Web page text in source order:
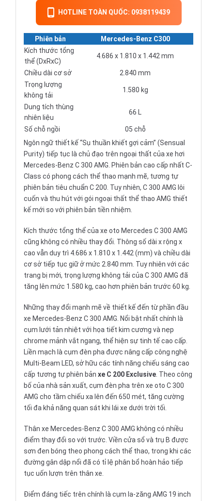
HOTLINE TOÀN QUỐC: 0938119439
Phiên bản
Mercedes-Benz C300
Kích thước tổng
thể (DxRxC)
4.686 x 1.810 x 1.442 mm
Chiều dài cơ sở
2.840 mm
Trọng lượng
không tải
1.580 kg
Dung tích thùng
nhiên liệu
66 L
Số chỗ ngồi
05 chỗ
Ngôn ngữ thiết kế “Sụ thuần khiết gợi cảm” (Sensual
Purity) tiếp tục là chủ đạo trên ngoại thất của xe hơi
Mercedes-Benz C 300 AMG. Phiên bản cao cấp nhất C-
Class có phong cách thể thao mạnh mẽ, tương tự
phiên bản tiêu chuẩn C 200. Tuy nhiên, C 300 AMG lôi
cuốn và thu hút với gói ngoại thất thể thao AMG thiết
kế mới so với phiên bản tiền nhiệm.
Kích thước tổng thể của xe oto Mercedes C 300 AMG
cũng không có nhiều thay đổi. Thông số dài x rộng x
cao vẫn duy trì 4.686 x 1.810 x 1.442 (mm) và chiều dài
cơ sở tiếp tục giữ ở mức 2.840 mm. Tuy nhiên với các
trang bị mới, trọng lượng không tải của C 300 AMG đã
tăng lên mức 1.580 kg, cao hơn phiên bản trước 60 kg.
Những thay đổi mạnh mẽ về thiết kế đến từ phần đầu
xe Mercedes-Benz C 300 AMG. Nổi bật nhất chính là
cụm lưới tản nhiệt với họa tiết kim cương và nẹp
chrome mảnh vắt ngang, thể hiện sự tinh tế cao cấp.
Liền mạch là cụm đèn pha được nâng cấp công nghệ
Multi-Beam LED, sở hữu các tính năng chiếu sáng cao
cấp tương tự phiên bản xe C 200 Exclusive. Theo công
bố của nhà sản xuất, cụm đèn pha trên xe oto C 300
AMG cho tầm chiếu xa lên đến 650 mét, tăng cường
tối đa khả năng quan sát khi lái xe dưới trời tối.
Thân xe Mercedes-Benz C 300 AMG không có nhiều
điểm thay đổi so với trước. Viền cửa sổ và trụ B được
sơn đen bóng theo phong cách thể thao, trong khi các
đường gân dập nổi đã có tỉ lệ phân bổ hoàn hảo tiếp
tục uốn lượn trên thân xe.
Điểm đáng tiếc trên chính là cụm la-zăng AMG 19 inch